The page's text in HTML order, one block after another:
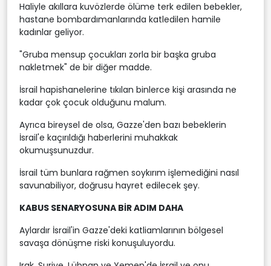
Haliyle akıllara kuvözlerde ölüme terk edilen bebekler,
hastane bombardımanlarında katledilen hamile
kadınlar geliyor.
"Gruba mensup çocukları zorla bir başka gruba
nakletmek" de bir diğer madde.
İsrail hapishanelerine tıkılan binlerce kişi arasında ne
kadar çok çocuk olduğunu malum.
Ayrıca bireysel de olsa, Gazze'den bazı bebeklerin
İsrail'e kaçırıldığı haberlerini muhakkak
okumuşsunuzdur.
İsrail tüm bunlara rağmen soykırım işlemediğini nasıl
savunabiliyor, doğrusu hayret edilecek şey.
KABUS SENARYOSUNA BİR ADIM DAHA
Aylardır İsrail'in Gazze'deki katliamlarının bölgesel
savaşa dönüşme riski konuşuluyordu.